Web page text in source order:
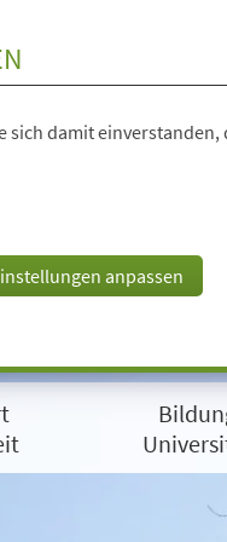
damit einverstanden,
anpassen